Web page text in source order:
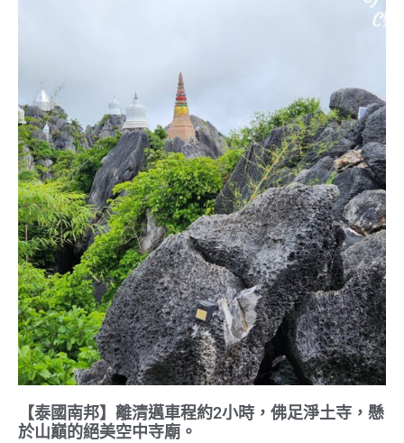
【泰國南邦】離清邁車程約2小時，佛足淨土寺，懸
於山巔的絕美空中寺廟。